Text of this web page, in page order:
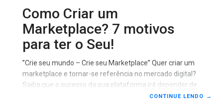
Como Criar um
Marketplace? 7 motivos
para ter o Seu!
”Crie seu mundo – Crie seu Marketplace” Quer criar um
marketplace e tornar-se referência no mercado digital?
Saiba que o sucesso da sua plataforma irá depender de
uma boa estrutura, layout versátil e ainda trabalhar com
CONTINUE LENDO →